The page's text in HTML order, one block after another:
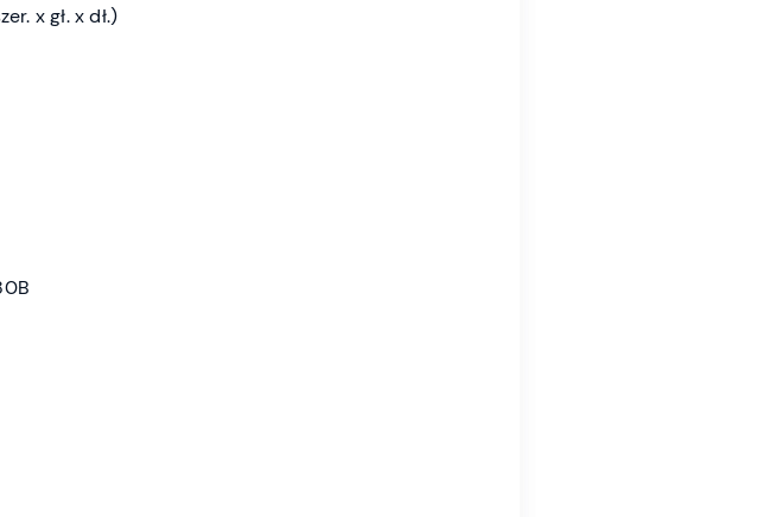
x gł. x dł.)